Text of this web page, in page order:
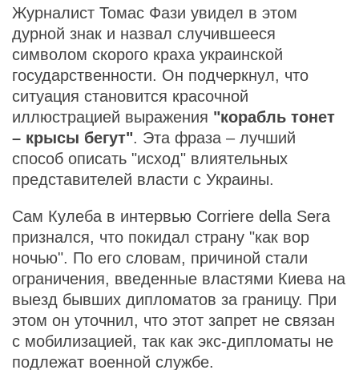
Журналист Томас Фази увидел в этом
дурной знак и назвал случившееся
символом скорого краха украинской
государственности. Он подчеркнул, что
ситуация становится красочной
иллюстрацией выражения "корабль тонет
– крысы бегут". Эта фраза – лучший
способ описать "исход" влиятельных
представителей власти с Украины.
Сам Кулеба в интервью Corriere della Sera
признался, что покидал страну "как вор
ночью". По его словам, причиной стали
ограничения, введенные властями Киева на
выезд бывших дипломатов за границу. При
этом он уточнил, что этот запрет не связан
с мобилизацией, так как экс-дипломаты не
подлежат военной службе.